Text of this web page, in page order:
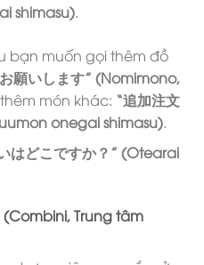
shimasu).
bạn muốn gọi thêm đồ
願いします” (Nomimono,
món khác: “追加注文
onegai shimasu).
はどこですか？” (Otearai
Trung tâm